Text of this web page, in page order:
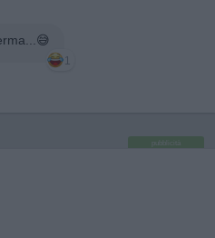
1
pubblicità